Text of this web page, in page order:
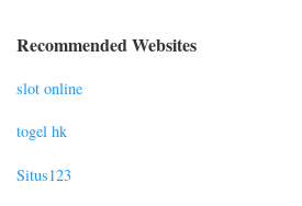
Recommended Websites
slot online
togel hk
Situs123